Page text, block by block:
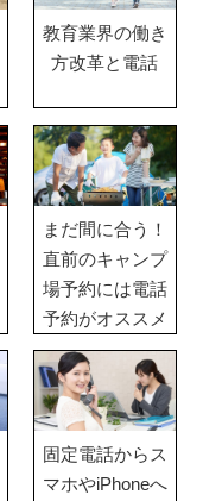
教育業界の働き
方改革と電話
まだ間に合う！
直前のキャンプ
場予約には電話
予約がオススメ
固定電話からス
マホやiPhoneへ